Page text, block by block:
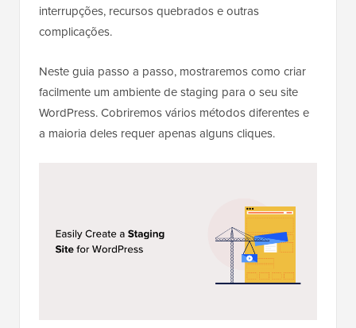
interrupções, recursos quebrados e outras
complicações.
Neste guia passo a passo, mostraremos como criar
facilmente um ambiente de staging para o seu site
WordPress. Cobriremos vários métodos diferentes e
a maioria deles requer apenas alguns cliques.